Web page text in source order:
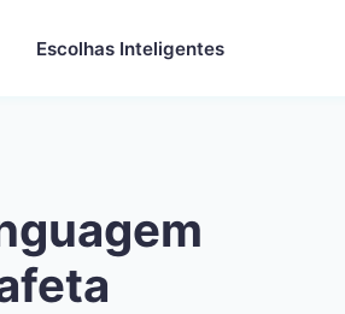
Escolhas Inteligentes